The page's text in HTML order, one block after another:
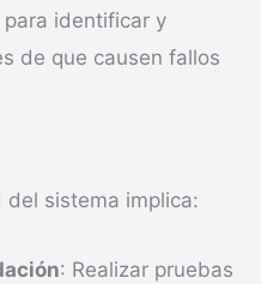
identificar y
de que causen fallos
sistema implica:
: Realizar pruebas